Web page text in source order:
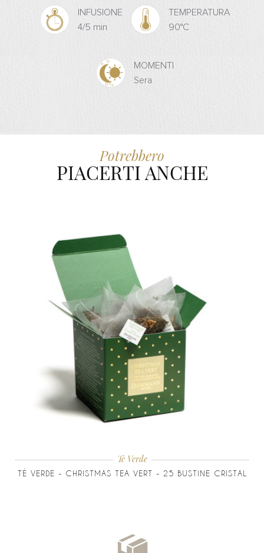
INFUSIONE
4/5 min
TEMPERATURA
90°C
MOMENTI
Sera
Potrebbero
PIACERTI ANCHE
Tè Verde
TÈ VERDE - CHRISTMAS TEA VERT - 25 BUSTINE CRISTAL